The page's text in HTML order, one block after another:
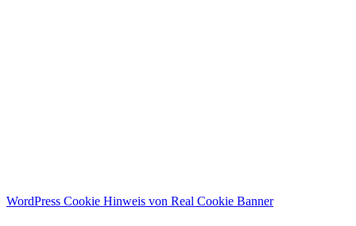
WordPress Cookie Hinweis von Real Cookie Banner